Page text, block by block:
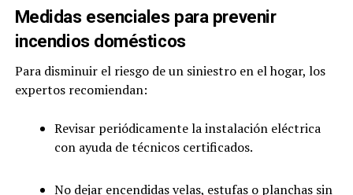
Medidas esenciales para prevenir
incendios domésticos
Para disminuir el riesgo de un siniestro en el hogar, los
expertos recomiendan:
Revisar periódicamente la instalación eléctrica
con ayuda de técnicos certificados.
No dejar encendidas velas, estufas o planchas sin